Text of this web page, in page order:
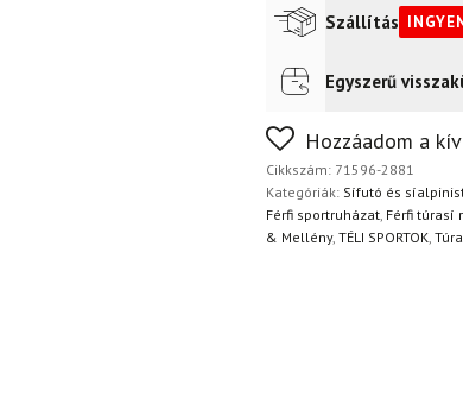
Golden
dzseki
Szállítás
Futár a címreIngyenes
FoxPost
Egyszerű
Nem biztos a
napon belül, indoklás
Hozzáadom a
Cikkszám: 71596-2881
Kategóriák: Sífutó és
Férfi sportruházat, Férfi túrasí
& Mellény, TÉLI SPORTOK,